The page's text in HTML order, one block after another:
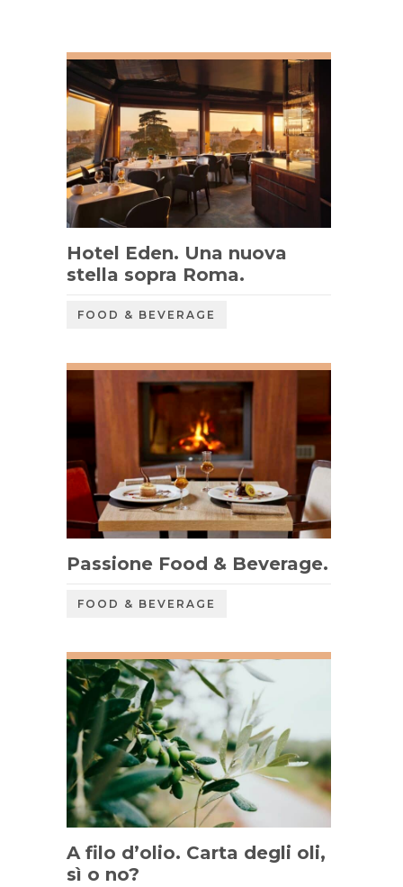
Hotel Eden. Una nuova
stella sopra Roma.
FOOD & BEVERAGE
Passione Food & Beverage.
FOOD & BEVERAGE
A filo d’olio. Carta degli oli,
sì o no?